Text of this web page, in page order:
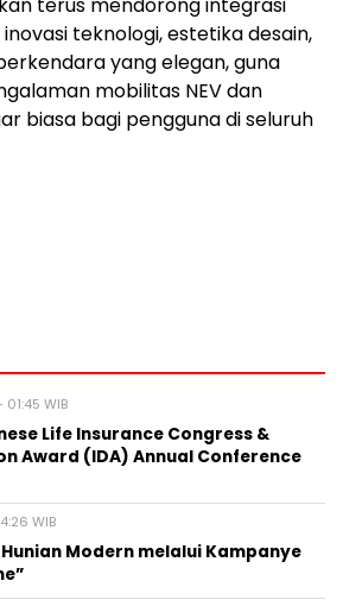
terus mendorong integrasi
teknologi, estetika desain,
yang elegan, guna
mobilitas NEV dan
biasa bagi pengguna di seluruh
WIB
Life Insurance Congress &
Award (IDA) Annual Conference
WIB
Modern melalui Kampanye